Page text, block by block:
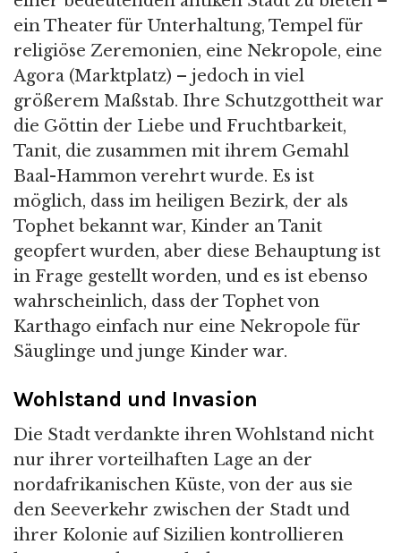
ein Theater für Unterhaltung, Tempel für
religiöse Zeremonien, eine Nekropole, eine
Agora (Marktplatz) – jedoch in viel
größerem Maßstab. Ihre Schutzgottheit war
die Göttin der Liebe und Fruchtbarkeit,
Tanit, die zusammen mit ihrem Gemahl
Baal-Hammon verehrt wurde. Es ist
möglich, dass im heiligen Bezirk, der als
Tophet bekannt war, Kinder an Tanit
geopfert wurden, aber diese Behauptung ist
in Frage gestellt worden, und es ist ebenso
wahrscheinlich, dass der Tophet von
Karthago einfach nur eine Nekropole für
Säuglinge und junge Kinder war.
Wohlstand und Invasion
Die Stadt verdankte ihren Wohlstand nicht
nur ihrer vorteilhaften Lage an der
nordafrikanischen Küste, von der aus sie
den Seeverkehr zwischen der Stadt und
ihrer Kolonie auf Sizilien kontrollieren